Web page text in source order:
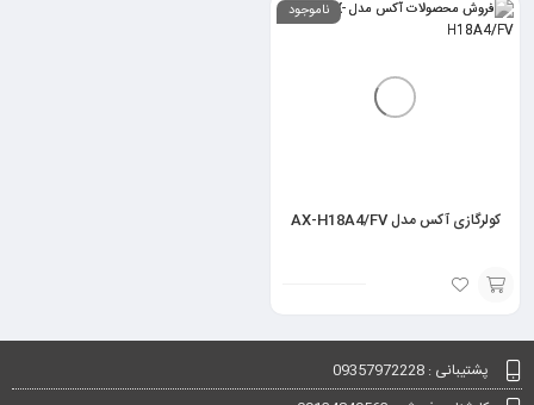
به
ناموجود
کولرگازی آکس مدل AX-H18A4/FV
سبد
پشتیبانی : 09357972228